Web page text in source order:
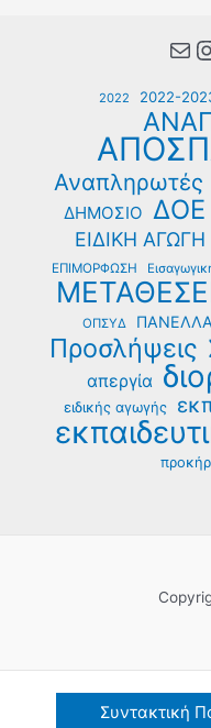
2022 2022-
Αναπληρωτές
ΔΗΜΟΣΙΟ ΔΟΕ
ΕΙΔΙΚΗ ΑΓΩΓΗ
ΕΠΙΜΟΡΦΩΣΗ
ΟΠΣΥΔ
Προσλήψεις
απεργία
ειδικής αγωγής
Συντακτική